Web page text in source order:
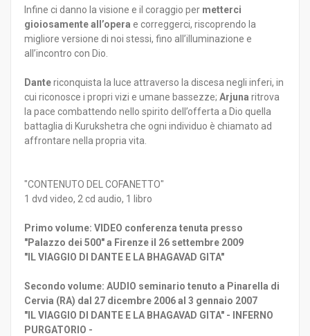
Infine ci danno la visione e il coraggio per metterci
gioiosamente all’opera e correggerci, riscoprendo la
migliore versione di noi stessi, fino all’illuminazione e
all’incontro con Dio.
Dantericonquista la luce attraverso la discesa negli inferi, in
cui riconosce i propri vizi e umane bassezze; Arjuna ritrova
la pace combattendo nello spirito dell’offerta a Dio quella
battaglia di Kurukshetra che ogni individuo è chiamato ad
affrontare nella propria vita.
"CONTENUTO DEL COFANETTO"
1 dvd video, 2 cd audio, 1 libro
Primo volume: VIDEO conferenza tenuta presso
"Palazzo dei 500" a Firenze il 26 settembre 2009
"IL VIAGGIO DI DANTE E LA BHAGAVAD GITA"
Secondo volume: AUDIO seminario tenuto a Pinarella di
Cervia (RA) dal 27 dicembre 2006 al 3 gennaio 2007
"IL VIAGGIO DI DANTE E LA BHAGAVAD GITA" - INFERNO
PURGATORIO -